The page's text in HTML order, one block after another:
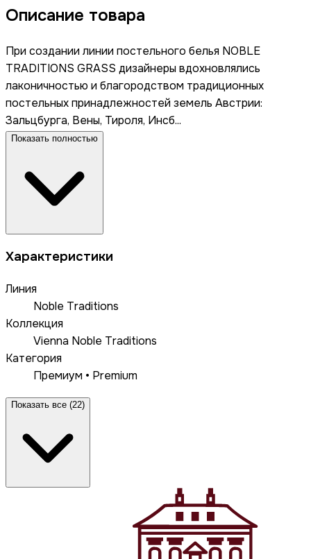
Описание товара
При создании линии постельного белья NOBLE
TRADITIONS GRASS дизайнеры вдохновлялись
лаконичностью и благородством традиционных
постельных принадлежностей земель Австрии:
Зальцбурга, Вены, Тироля, Инсб...
Показать полностью
Характеристики
Линия
Noble Traditions
Коллекция
Vienna Noble Traditions
Категория
Премиум • Premium
Показать все (22)